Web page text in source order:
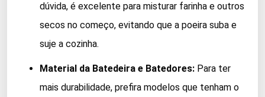
dúvida, é excelente para misturar farinha e outros
secos no começo, evitando que a poeira suba e
suje a cozinha.
Material da Batedeira e Batedores: Para ter
mais durabilidade, prefira modelos que tenham o